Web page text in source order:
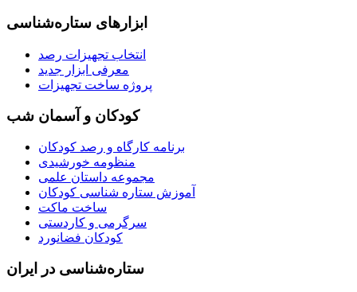
ابزارهای ستاره‌شناسی
انتخاب تجهیزات رصد
معرفی ابزار جدید
پروژه ساخت تجهیزات
کودکان و آسمان شب
برنامه‌ کارگاه و رصد کودکان
منظومه خورشیدی
مجموعه داستان علمی
آموزش ستاره شناسی کودکان
ساخت ماکت
سرگرمی و کاردستی
کودکان فضانورد
ستاره‌شناسی در ایران